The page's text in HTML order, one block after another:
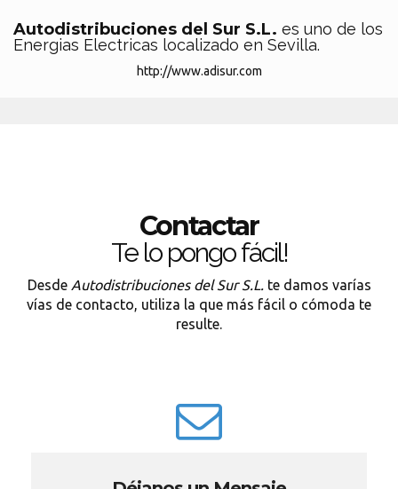
Autodistribuciones del Sur S.L. es uno de los
Energias Electricas localizado en Sevilla.
http://www.adisur.com
Contactar
Te lo pongo fácil!
Desde Autodistribuciones del Sur S.L.te damos varías
vías de contacto, utiliza la que más fácil o cómoda te
resulte.